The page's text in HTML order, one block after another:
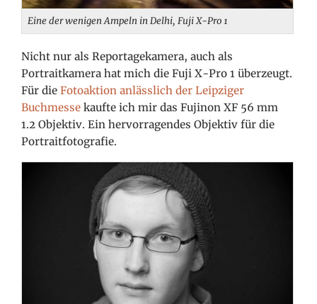
Eine der wenigen Ampeln in Delhi, Fuji X-Pro 1
Nicht nur als Reportagekamera, auch als
Portraitkamera hat mich die Fuji X-Pro 1 überzeugt.
Für dieFotoaktion anlässlich der Leipziger
Buchmesse kaufte ich mir das Fujinon XF 56 mm
1.2 Objektiv. Ein hervorragendes Objektiv für die
Portraitfotografie.